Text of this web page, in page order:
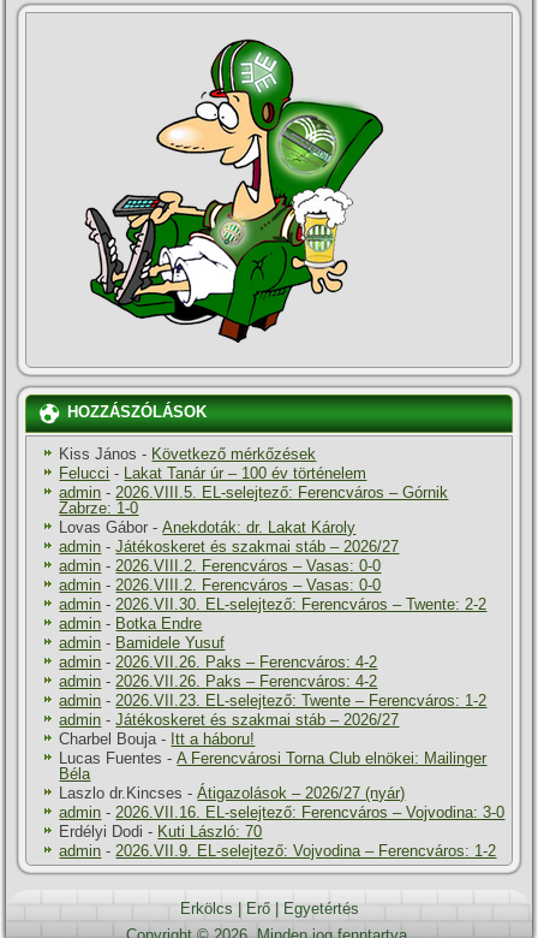
HOZZÁSZÓLÁSOK
Kiss János - Következő mérkőzések
Felucci - Lakat Tanár úr – 100 év történelem
admin -2026.VIII.5. EL-selejtező: Ferencváros – Górnik
Zabrze: 1-0
Lovas Gábor -Anekdoták: dr. Lakat Károly
admin -Játékoskeret és szakmai stáb – 2026/27
admin -2026.VIII.2. Ferencváros – Vasas: 0-0
admin -2026.VIII.2. Ferencváros – Vasas: 0-0
admin -2026.VII.30. EL-selejtező: Ferencváros – Twente: 2-2
admin - Botka Endre
admin - Bamidele Yusuf
admin -2026.VII.26. Paks – Ferencváros: 4-2
admin -2026.VII.26. Paks – Ferencváros: 4-2
admin -2026.VII.23. EL-selejtező: Twente – Ferencváros: 1-2
admin -Játékoskeret és szakmai stáb – 2026/27
Charbel Bouja- Itt a háboru!
Lucas Fuentes -A Ferencvárosi Torna Club elnökei: Mailinger
Béla
Laszlo dr.Kincses -Átigazolások – 2026/27 (nyár)
admin -2026.VII.16. EL-selejtező: Ferencváros – Vojvodina: 3-0
Erdélyi Dodi - Kuti László: 70
admin -2026.VII.9. EL-selejtező: Vojvodina – Ferencváros: 1-2
Erkölcs Erő|
Egyetértés